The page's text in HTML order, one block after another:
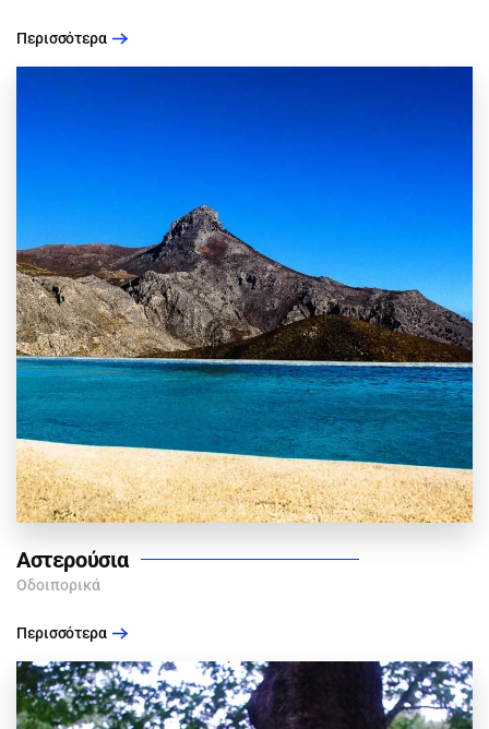
Περισσότερα
Αστερούσια
Οδοιπορικά
Περισσότερα